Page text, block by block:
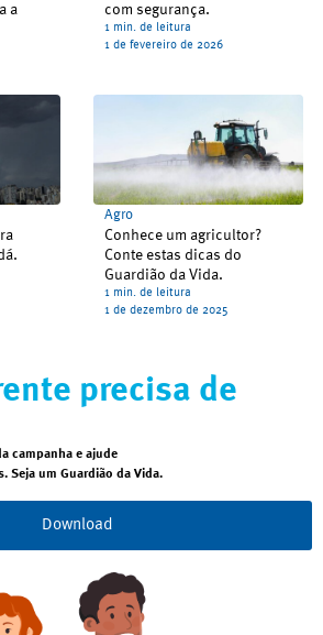
a
com segurança.
1 min. de leitura
1 de fevereiro de 2026
Agro
Conhece um agricultor?
Conte estas dicas do
Guardião da Vida.
1 min. de leitura
1 de dezembro de 2025
precisa de
campanha e ajude
Seja um Guardião da Vida.
Download